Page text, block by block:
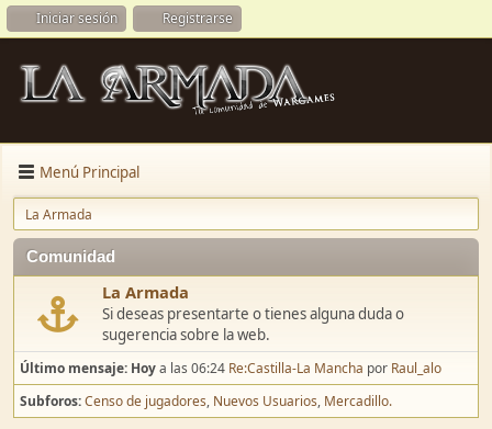
Iniciar sesión Registrarse
Menú Principal
La Armada
Comunidad
La Armada
Si deseas presentarte o tienes alguna duda o
sugerencia sobre la web.
Último mensaje: Hoya las 06:24 Re:Castilla-La Mancha por Raul_alo
Subforos Censo de jugadores Nuevos Usuarios Mercadillo.